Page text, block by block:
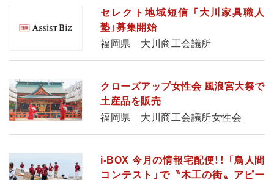
セレクト地域短信 「大川家具職人
塾」募集開始
福岡県 大川商工会議所
クローズアップ女性会 風浪宮大祭で
土産品を販売
福岡県 大川商工会議所女性会
i-BOX 今月の情報宅配便！！ 「鳥人間
コンテスト」で〝木工の街〟アピー